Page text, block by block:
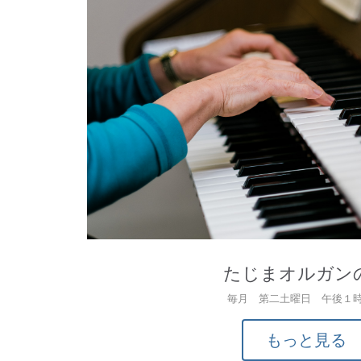
たじまオルガン
毎月 第二土曜日 午後１
もっと見る